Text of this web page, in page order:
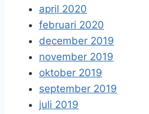
april 2020
februari 2020
december 2019
november 2019
oktober 2019
september 2019
juli 2019